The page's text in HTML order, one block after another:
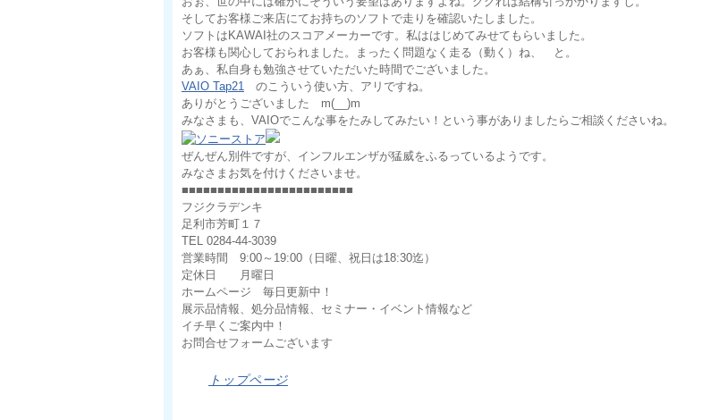
そしてお客様ご来店にてお持ちのソフトで走りを確認いたしました。
ソフトはKAWAI社のスコアメーカーです。私ははじめてみせてもらいました。
お客様も関心しておられました。まったく問題なく走る（動く）ね、 と。
あぁ、私自身も勉強させていただいた時間でございました。
VAIO Tap21
のこういう使い方、アリですね。
ありがとうございました m(__)m
みなさまも、VAIOでこんな事をたみしてみたい！という事がありましたらご相談くださいね。
ぜんぜん別件ですが、インフルエンザが猛威をふるっているようです。
みなさまお気を付けくださいませ。
■■■■■■■■■■■■■■■■■■■■■■■■
フジクラデンキ
足利市芳町１７
TEL 0284-44-3039
営業時間 9:00～19:00（日曜、祝日は18:30迄）
定休日 月曜日
ホームページ 毎日更新中！
展示品情報、処分品情報、セミナー・イベント情報など
イチ早くご案内中！
お問合せフォームございます
トップページ